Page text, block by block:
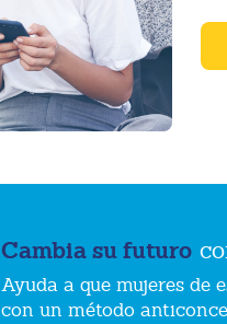
Cambia su futuro
Ayuda a que mujeres de
con un método